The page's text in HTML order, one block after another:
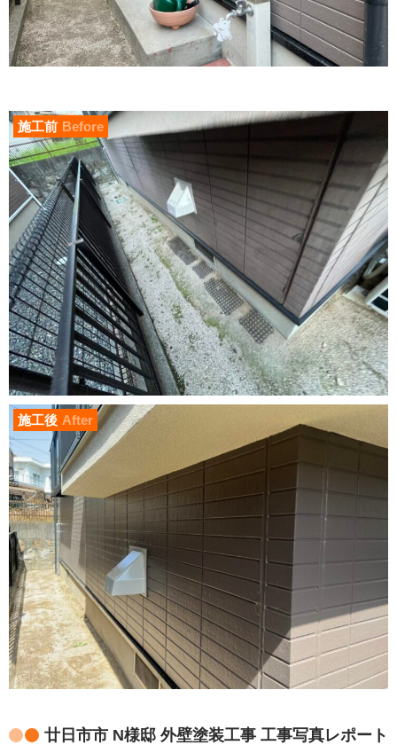
施工前 Before
施工後 After
廿日市市 N様邸 外壁塗装工事 工事写真レポート